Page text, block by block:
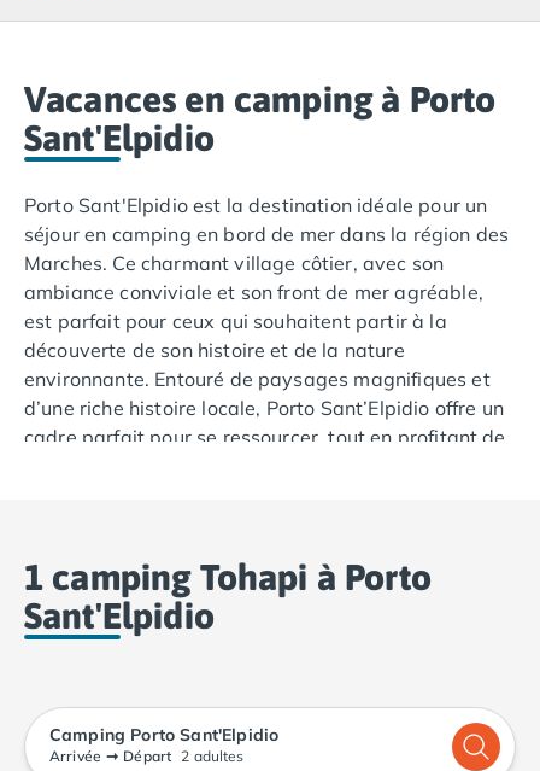
Camping Les Landes
Camping Biscarrosse
Camping Capbreton
Camping Messanges
Camping Moliets et Maa
Camping Sanguinet
Camping Seignosse
Camping Vieux Boucau les Bains
Camping Pyrénées Atlantiques
Camping Bayonne
Camping Biarritz
Camping Bidart
Camping Cabourg
Camping Caen
Camping Honfleur
Camping Manche
Camping Mont Saint Michel
Vacances en camping à Porto
Sant'Elpidio
Porto Sant'Elpidio est la destination idéale pour un
séjour en camping en bord de mer dans la région des
Marches. Ce charmant village côtier, avec son
ambiance conviviale et son front de mer agréable,
est parfait pour ceux qui souhaitent partir à la
découverte de son histoire et de la nature
environnante. Entouré de paysages magnifiques et
d’une riche histoire locale, Porto Sant’Elpidio offre un
cadre parfait pour se ressourcer, tout en profitant de
1 camping Tohapi à Porto
Sant'Elpidio
Camping Porto Sant'Elpidio
Arrivée ➞ Départ 2 adultes